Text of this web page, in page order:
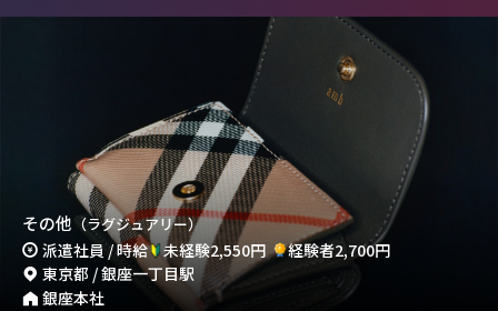
その他 （ラグジュアリー）
派遣社員 / 時給 未経験2,550円
経験者2,700円
東京都 / 銀座一丁目駅
銀座本社